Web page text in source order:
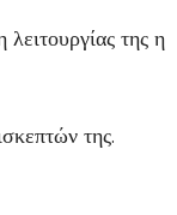
της η
της.